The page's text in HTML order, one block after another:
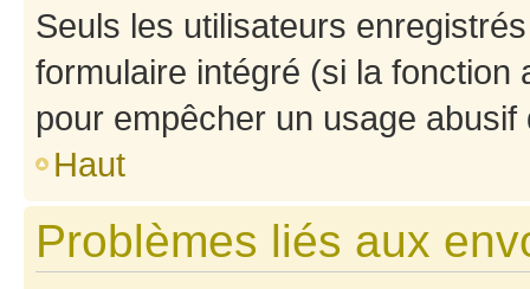
Seuls les utilisateurs
formulaire intégré (si la fonction
pour empêcher un usage
Haut
Problèmes liés aux